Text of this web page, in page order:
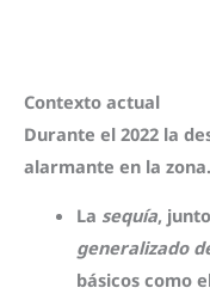
Contexto actual
Durante el 2022 la
alarmante en la zona.
La sequía,
generalizado
básicos como